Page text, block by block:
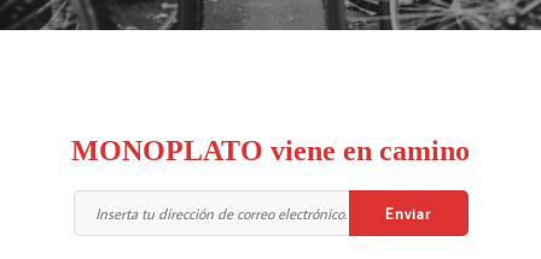
MONOPLATO viene en camino